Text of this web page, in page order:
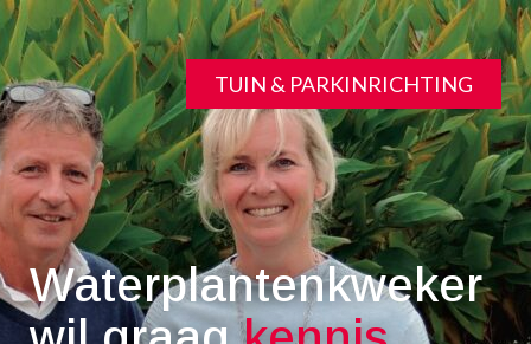
TUIN & PARKINRICHTING
Waterplantenkweker